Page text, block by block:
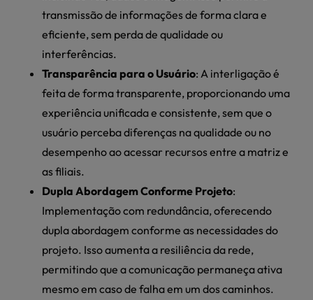
transmissão de informações de forma clara e
eficiente, sem perda de qualidade ou
interferências.
Transparência para o Usuário: A interligação é
feita de forma transparente, proporcionando uma
experiência unificada e consistente, sem que o
usuário perceba diferenças na qualidade ou no
desempenho ao acessar recursos entre a matriz e
as filiais.
Dupla Abordagem Conforme Projeto:
Implementação com redundância, oferecendo
dupla abordagem conforme as necessidades do
projeto. Isso aumenta a resiliência da rede,
permitindo que a comunicação permaneça ativa
mesmo em caso de falha em um dos caminhos.